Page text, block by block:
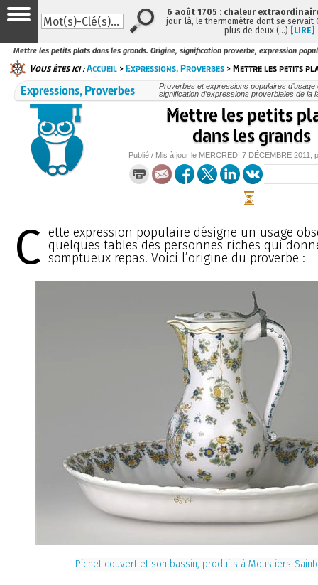
Mettre les petits plats dans les grands. Origine, signification proverbe, expression
Vous êtes ici :Accueil >Expressions, Proverbes > Mettre les petits
Expressions, Proverbes
Proverbes et expressions populaires d’usage
signification d’expressions proverbiales de la
Mettre les petits
dans les grands
Publié / Mis à jour le MERCREDI 7 DÉCEMBRE 2011 ,
C ette expression populaire désigne un usage
quelques tables des personnes riches qui
somptueux repas. Voici l’origine du proverbe :
Pichet couvert et son bassin, produits à Moustiers-
6 août 1705 : chaleur
jour-là, le thermomètre dont se servait
plus de deux (…) [LIRE]